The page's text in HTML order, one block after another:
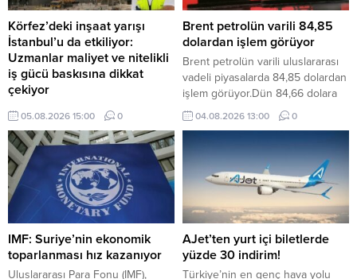
Körfez’deki inşaat yarışı
İstanbul’u da etkiliyor:
Uzmanlar maliyet ve nitelikli
iş gücü baskısına dikkat
çekiyor
Körfez ülkelerinde hızlanan otel,
konut ve karma kullanım projeleri,
yalnızca bölgesel bir yatırım
hareketi olarak değil, Türkiye’deki
inşaat ekosistemini de etkileyen
yeni bir dalga olarak
değerlendiriliyor.
05.08.2026 15:00 0
Brent petrolün varili 84,85
dolardan işlem görüyor
Brent petrolün varili uluslararası
vadeli piyasalarda 84,85 dolardan
işlem görüyor.Dün 84,66 dolara
kadar yükselen Brent petrolün
ekim vadeli varil fiyatı, günü 83,77
04.08.2026 13:00 0
IMF: Suriye’nin ekonomik
toparlanması hız kazanıyor
Uluslararası Para Fonu (IMF),
AJet’ten yurt içi biletlerde
yüzde 30 indirim!
Türkiye’nin en genç hava yolu